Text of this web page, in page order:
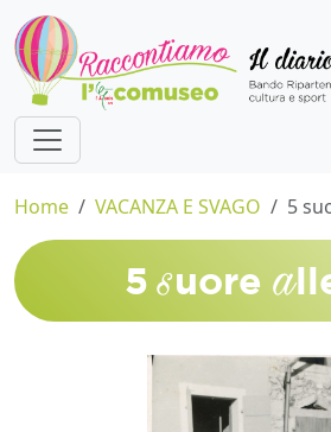
Home VACANZA E SVAGO 5
5suorea